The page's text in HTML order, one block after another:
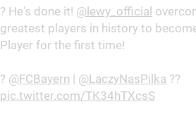
? He's done it! @lewy_official
greatest players in history to
Player for the first time!
? @FCBayern | @LaczyNasPilka ??
pic.twitter.com/TK34hTXcsS